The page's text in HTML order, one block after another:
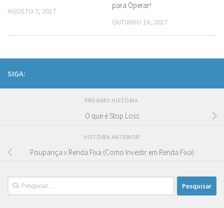
AGOSTO 7, 2017
para Operar!
OUTUBRO 16, 2017
SIGA:
PRÓXIMO HISTÓRIA
O que é Stop Loss
HISTÓRIA ANTERIOR
Poupança x Renda Fixa (Como Investir em Renda Fixa)
Pesquisar
por: